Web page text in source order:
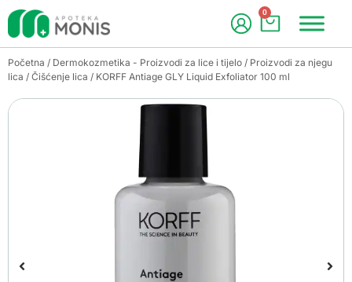
0
Početna / Dermokozmetika - Proizvodi za lice i tijelo / Proizvodi za njegu
lica / Čišćenje lica / KORFF Antiage GLY Liquid Exfoliator 100 ml